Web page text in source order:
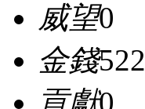
威望0
金錢